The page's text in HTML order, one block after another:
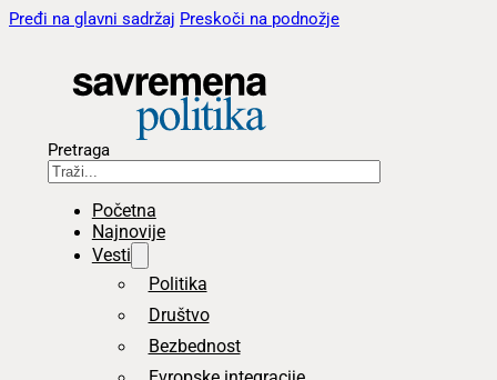
Pređi na glavni sadržaj Preskoči na podnožje
Pretraga
Početna
Najnovije
Vesti
Politika
Društvo
Bezbednost